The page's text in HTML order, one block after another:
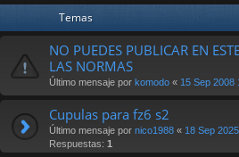
Temas
NO PUEDES PUBLICAR EN
LAS NORMAS
Último mensaje por komodo « 15 Sep 2008
Cupulas para fz6 s2
Último mensaje por nico1988 « 18 Sep
Respuestas: 1